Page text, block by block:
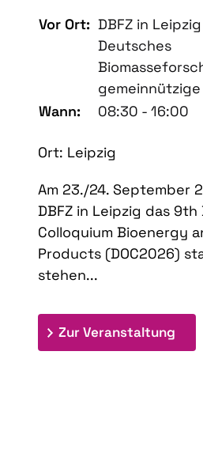
Vor Ort: DBFZ in Leipzig
Deutsches
gemeinnützige
Wann:
08:30 - 16:00
Ort: Leipzig
Am 23./24. September
DBFZ in Leipzig das
Colloquium Bioenergy
Products (DOC2026)
stehen...
Zur Veranstaltung